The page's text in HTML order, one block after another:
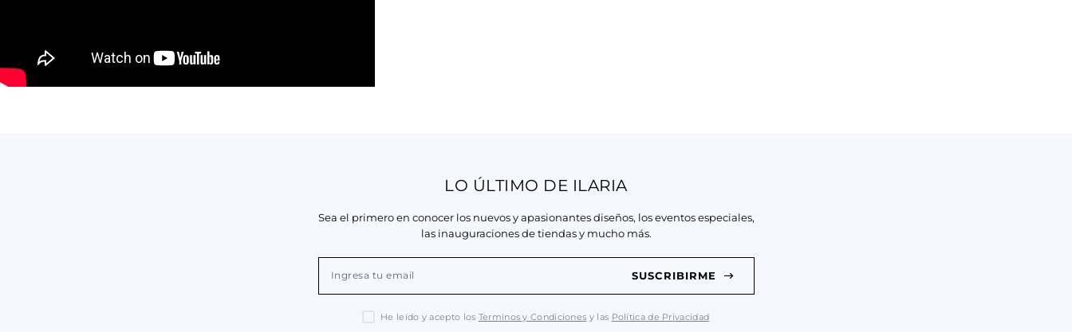
LO ÚLTIMO DE ILARIA
Sea el primero en conocer los nuevos y apasionantes diseños, los eventos especiales,
las inauguraciones de tiendas y mucho más.
SUSCRIBIRME
He leído y acepto los Terminos y Condiciones y las Política de Privacidad